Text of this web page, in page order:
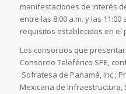
manifestaciones de interés
entre las 8:00 a.m. y las
requisitos establecidos en el
Los consorcios que
Consorcio Teleférico SPE,
Sofratesa de Panamá, Inc.;
Mexicana de Infraestructura,